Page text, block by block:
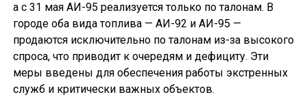
а с 31 мая АИ-95 реализуется только по талонам. В
городе оба вида топлива — АИ-92 и АИ-95 —
продаются исключительно по талонам из-за высокого
спроса, что приводит к очередям и дефициту. Эти
меры введены для обеспечения работы экстренных
служб и критически важных объектов.